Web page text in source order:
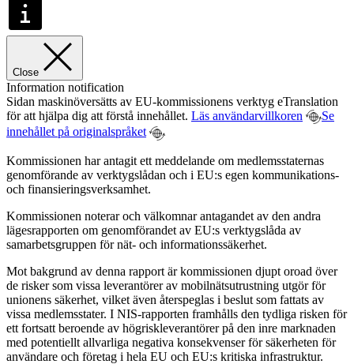
Close
Information notification
Sidan maskinöversätts av EU-kommissionens verktyg eTranslation
för att hjälpa dig att förstå innehållet. Läs användarvillkoren
Se
innehållet på originalspråket
Kommissionen har antagit ett meddelande om medlemsstaternas
genomförande av verktygslådan och i EU:s egen kommunikations-
och finansieringsverksamhet.
Kommissionen noterar och välkomnar antagandet av den andra
lägesrapporten om genomförandet av EU:s verktygslåda av
samarbetsgruppen för nät- och informationssäkerhet.
Mot bakgrund av denna rapport är kommissionen djupt oroad över
de risker som vissa leverantörer av mobilnätsutrustning utgör för
unionens säkerhet, vilket även återspeglas i beslut som fattats av
vissa medlemsstater. I NIS-rapporten framhålls den tydliga risken för
ett fortsatt beroende av högriskleverantörer på den inre marknaden
med potentiellt allvarliga negativa konsekvenser för säkerheten för
användare och företag i hela EU och EU:s kritiska infrastruktur.